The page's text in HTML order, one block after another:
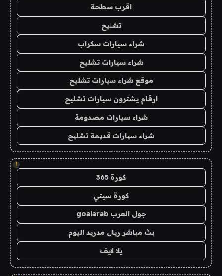
اقرب سطحة
تشليح
شراء سيارات سكراب
شراء سيارات تشليح
موقع شراء سيارات تشليح
ارقام يشترون سيارات تشليح
شراء سيارات مصدومة
شراء سيارات قديمة تشليح
!
كورة 365
كورة سيتي
جول العرب goalarab
بث مباشر ريال مدريد اليوم
يلا لايف